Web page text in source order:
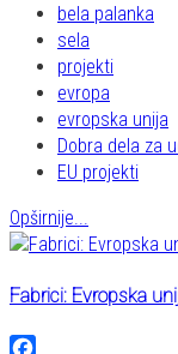
bela palanka
sela
projekti
evropa
evropska unija
Dobra dela za
EU projekti
Opširnije...
Fabrici: Evropska